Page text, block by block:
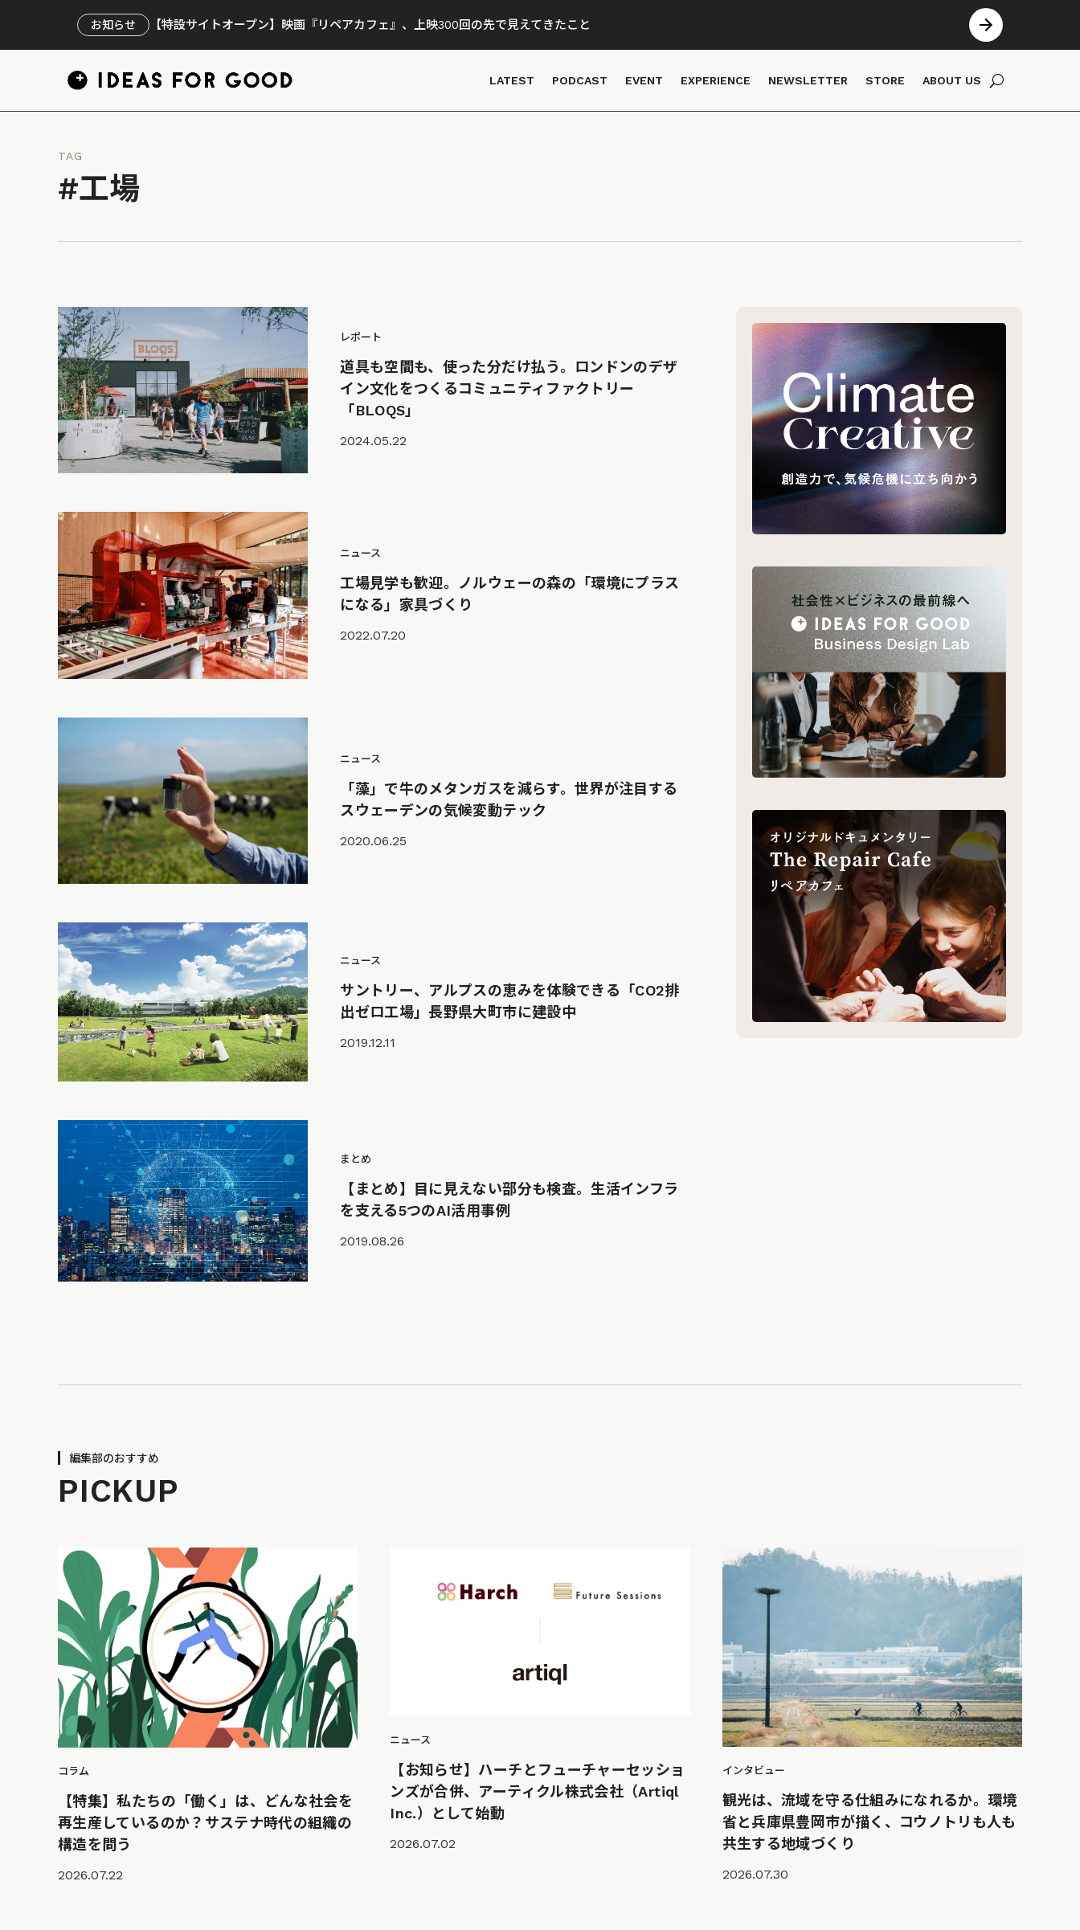
お知らせ 【特設サイトオープン】映画『リペアカフェ』、上映300回の先で見えてきたこと
LATEST PODCAST EVENT EXPERIENCE NEWSLETTER STORE ABOUT US
TAG
#工場
レポート
道具も空間も、使った分だけ払う。ロンドンのデザ
イン文化をつくるコミュニティファクトリー
「BLOQS」
2024.05.22
ニュース
工場見学も歓迎。ノルウェーの森の「環境にプラス
になる」家具づくり
2022.07.20
ニュース
「藻」で牛のメタンガスを減らす。世界が注目する
スウェーデンの気候変動テック
2020.06.25
ニュース
サントリー、アルプスの恵みを体験できる「CO2排
出ゼロ工場」長野県大町市に建設中
2019.12.11
まとめ
【まとめ】目に見えない部分も検査。生活インフラ
を支える5つのAI活用事例
2019.08.26
編集部のおすすめ
PICKUP
コラム
【特集】私たちの「働く」は、どんな社会を
再生産しているのか？サステナ時代の組織の
構造を問う
2026.07.22
ニュース
【お知らせ】ハーチとフューチャーセッショ
ンズが合併、アーティクル株式会社（Artiql
Inc.）として始動
2026.07.02
インタビュー
観光は、流域を守る仕組みになれるか。環境
省と兵庫県豊岡市が描く、コウノトリも人も
共生する地域づくり
2026.07.30